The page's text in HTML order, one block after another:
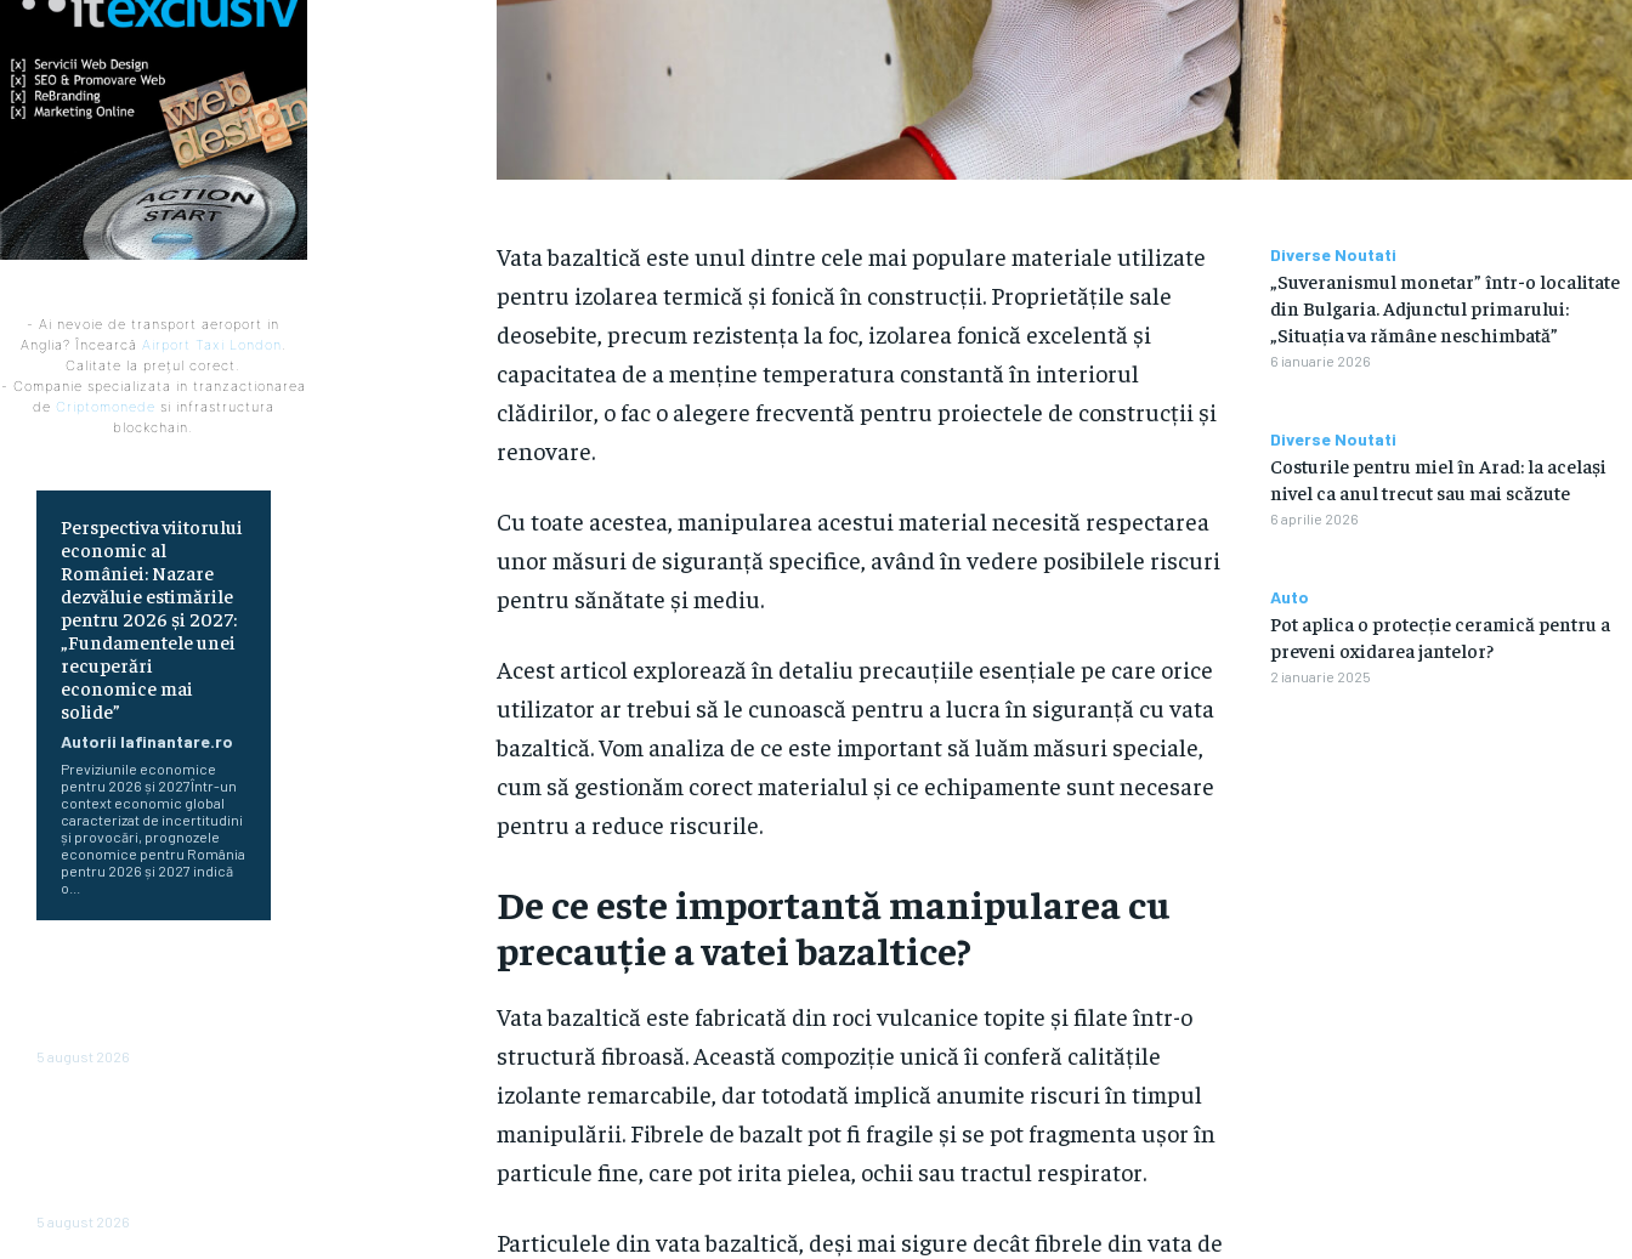
- Ai nevoie de transport aeroport in
Anglia? Încearcă Airport Taxi London.
Calitate la prețul corect.
- Companie specializata in tranzactionarea
de Criptomonede si infrastructura
blockchain.
Perspectiva viitorului
economic al
României: Nazare
dezvăluie estimările
pentru 2026 și 2027:
„Fundamentele unei
recuperări
economice mai
solide”
Autorii Iafinantare.ro
Previziunile economice
pentru 2026 și 2027Într-un
context economic global
caracterizat de incertitudini
și provocări, prognozele
economice pentru România
pentru 2026 și 2027 indică
o...
5 august 2026
5 august 2026
Vata bazaltică este unul dintre cele mai populare materiale utilizate
pentru izolarea termică și fonică în construcții. Proprietățile sale
deosebite, precum rezistența la foc, izolarea fonică excelentă și
capacitatea de a menține temperatura constantă în interiorul
clădirilor, o fac o alegere frecventă pentru proiectele de construcții și
renovare.
Cu toate acestea, manipularea acestui material necesită respectarea
unor măsuri de siguranță specifice, având în vedere posibilele riscuri
pentru sănătate și mediu.
Acest articol explorează în detaliu precauțiile esențiale pe care orice
utilizator ar trebui să le cunoască pentru a lucra în siguranță cu vata
bazaltică. Vom analiza de ce este important să luăm măsuri speciale,
cum să gestionăm corect materialul și ce echipamente sunt necesare
pentru a reduce riscurile.
De ce este importantă manipularea cu
precauție a vatei bazaltice?
Vata bazaltică este fabricată din roci vulcanice topite și filate într-o
structură fibroasă. Această compoziție unică îi conferă calitățile
izolante remarcabile, dar totodată implică anumite riscuri în timpul
manipulării. Fibrele de bazalt pot fi fragile și se pot fragmenta ușor în
particule fine, care pot irita pielea, ochii sau tractul respirator.
Particulele din vata bazaltică, deși mai sigure decât fibrele din vata de
Diverse Noutati
„Suveranismul monetar” într-o localitate
din Bulgaria. Adjunctul primarului:
„Situația va rămâne neschimbată”
6 ianuarie 2026
Diverse Noutati
Costurile pentru miel în Arad: la același
nivel ca anul trecut sau mai scăzute
6 aprilie 2026
Auto
Pot aplica o protecție ceramică pentru a
preveni oxidarea jantelor?
2 ianuarie 2025